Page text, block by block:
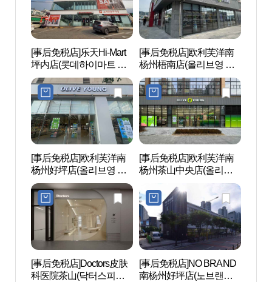
황후)과 유릉(순종과 순명,
순정 황후) [유네스코 세계
문화유산]
[事后免税店]乐天Hi-Mart
坪内店(롯데하이마트 평
내점)
[事后免税店]欧利芙洋南
杨州梧南店(올리브영 남
양주오남점)
[事后免税店]欧利芙洋南
杨州好坪店(올리브영 남
양주호평점)
[事后免税店]欧利芙洋南
杨州茶山中央店(올리브
영 남양주다산중앙점)
[事后免税店]Doctors皮肤
科医院茶山(닥터스피부
[事后免税店]NO BRAND
南杨州好坪店(노브랜드